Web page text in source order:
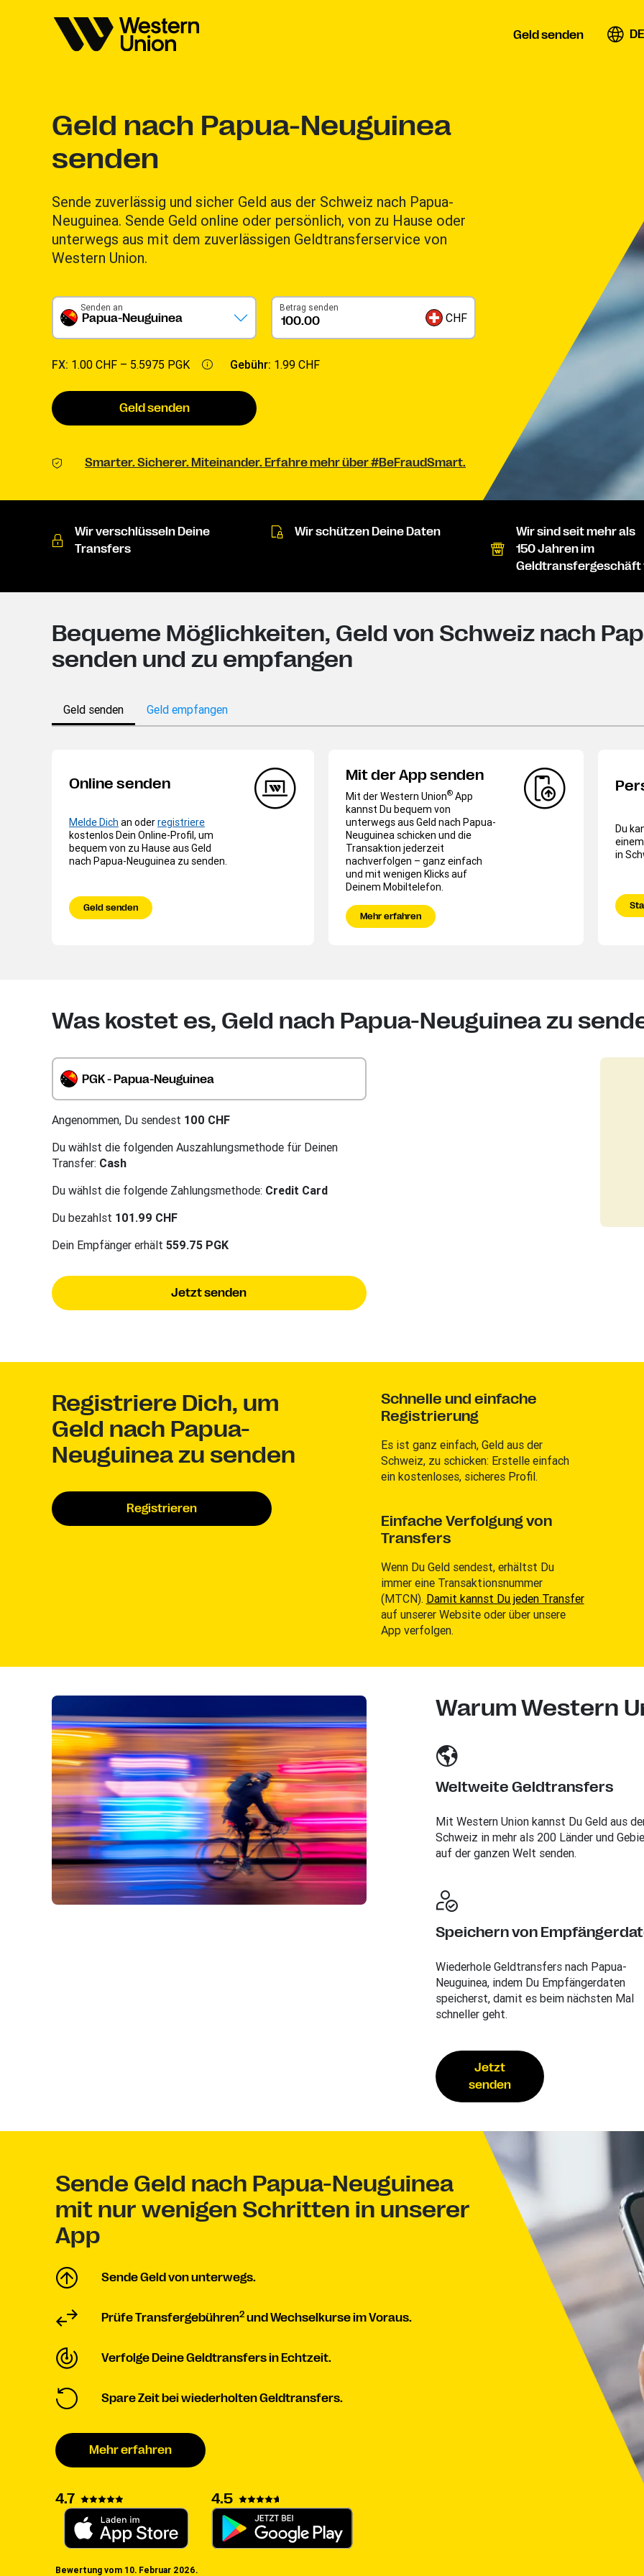
Geld senden DE
Geld nach Papua-Neuguinea
senden
Sende zuverlässig und sicher Geld aus der Schweiz nach Papua-
Neuguinea. Sende Geld online oder persönlich, von zu Hause oder
unterwegs aus mit dem zuverlässigen Geldtransferservice von
Western Union.
Papua-Neuguinea
Senden an Betrag senden
CHF
FX: 1.00 CHF – 5.5975 PGK Gebühr: 1.99 CHF
Geld senden
Smarter. Sicherer. Miteinander. Erfahre mehr über #BeFraudSmart.
Wir verschlüsseln Deine
Transfers
Wir schützen Deine Daten
Wir sind seit mehr als
150 Jahren im
Geldtransfergeschäft
Bequeme Möglichkeiten, Geld von Schweiz nach
senden und zu empfangen
Geld senden Geld empfangen
Online senden
Melde Dich an oderregistriere
kostenlos Dein Online-Profil, um
bequem von zu Hause aus Geld
nach Papua-Neuguinea zu senden.
Geld senden
Mit der App senden
Mit der Western Union® App
kannst Du bequem von
unterwegs aus Geld nach Papua-
Neuguinea schicken und die
Transaktion jederzeit
nachverfolgen – ganz einfach
und mit wenigen Klicks auf
Deinem Mobiltelefon.
Mehr erfahren
Du
in
Was kostet es, Geld nach Papua-Neuguinea zu
PGK - Papua-Neuguinea
Angenommen, Du sendest 100 CHF
Du wählst die folgenden Auszahlungsmethode für Deinen
Transfer: Cash
Du wählst die folgende Zahlungsmethode: Credit Card
Du bezahlst 101.99 CHF
Dein Empfänger erhält 559.75 PGK
Jetzt senden
Registriere Dich, um
Geld nach Papua-
Neuguinea zu senden
Registrieren
Schnelle und einfache
Registrierung
Es ist ganz einfach, Geld aus der
Schweiz, zu schicken: Erstelle einfach
ein kostenloses, sicheres Profil.
Einfache Verfolgung von
Transfers
Wenn Du Geld sendest, erhältst Du
immer eine Transaktionsnummer
(MTCN). Damit kannst Du jeden Transfer
auf unserer Website oder über unsere
App verfolgen.
Warum Western
Weltweite Geldtransfers
Mit Western Union kannst Du Geld aus
Schweiz in mehr als 200 Länder und
auf der ganzen Welt senden.
Speichern von
Wiederhole Geldtransfers nach Papua-
Neuguinea, indem Du Empfängerdaten
speicherst, damit es beim nächsten Mal
schneller geht.
Jetzt
senden
Sende Geld nach Papua-Neuguinea
mit nur wenigen Schritten in unserer
App
Sende Geld von unterwegs.
Prüfe Transfergebühren2 und Wechselkurse im Voraus.
Verfolge Deine Geldtransfers in Echtzeit.
Spare Zeit bei wiederholten Geldtransfers.
Mehr erfahren
4.7 4.5
Bewertung vom 10. Februar 2026.